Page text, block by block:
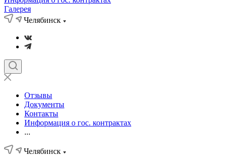
Галерея
Челябинск
Отзывы
Документы
Контакты
Информация о гос. контрактах
...
Челябинск